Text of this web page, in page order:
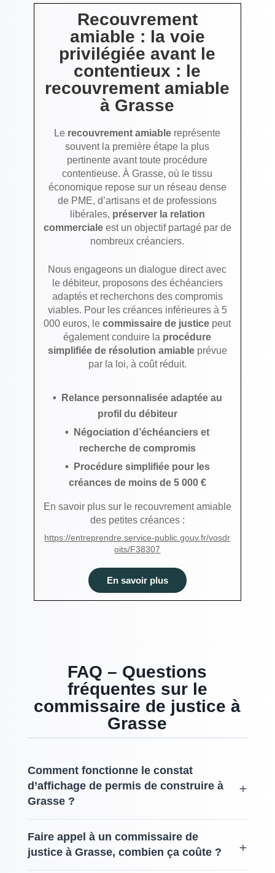
Recouvrement
amiable : la voie
privilégiée avant le
contentieux : le
recouvrement amiable
à Grasse
Le recouvrement amiable représente
souvent la première étape la plus
pertinente avant toute procédure
contentieuse. À Grasse, où le tissu
économique repose sur un réseau dense
de PME, d’artisans et de professions
libérales, préserver la relation
commercialeest un objectif partagé par de
nombreux créanciers.
Nous engageons un dialogue direct avec
le débiteur, proposons des échéanciers
adaptés et recherchons des compromis
viables. Pour les créances inférieures à 5
000 euros, lecommissaire de justice peut
également conduire la procédure
simplifiée de résolution amiableprévue
par la loi, à coût réduit.
Relance personnalisée adaptée au
profil du débiteur
Négociation d’échéanciers et
recherche de compromis
Procédure simplifiée pour les
créances de moins de 5 000 €
En savoir plus sur le recouvrement amiable
des petites créances :
https://entreprendre.service-public.gouv.fr/vosdr
oits/F38307
En savoir plus
FAQ – Questions
fréquentes sur le
commissaire de justice à
Grasse
Comment fonctionne le constat
d’affichage de permis de construire à
Grasse ?
Faire appel à un commissaire de
justice à Grasse, combien ça coûte ?